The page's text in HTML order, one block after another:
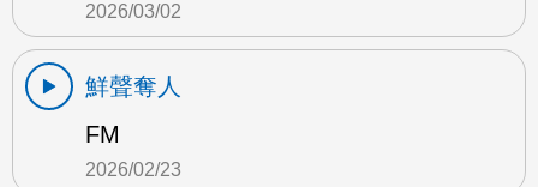
2026/03/02
鮮聲奪人
FM
2026/02/23